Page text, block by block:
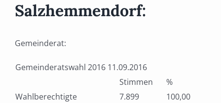
Salzhemmendorf:
Gemeinderat:
Gemeinderatswahl 2016 11.09.2016
Stimmen
%
Wahlberechtigte
7.899
100,00